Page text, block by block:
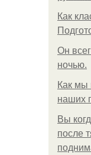
Как
Он
ночью.
Как мы
наших
Вы
после